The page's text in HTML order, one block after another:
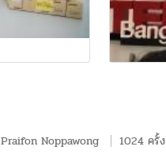
Praifon Noppawong 1024 ครั้ง